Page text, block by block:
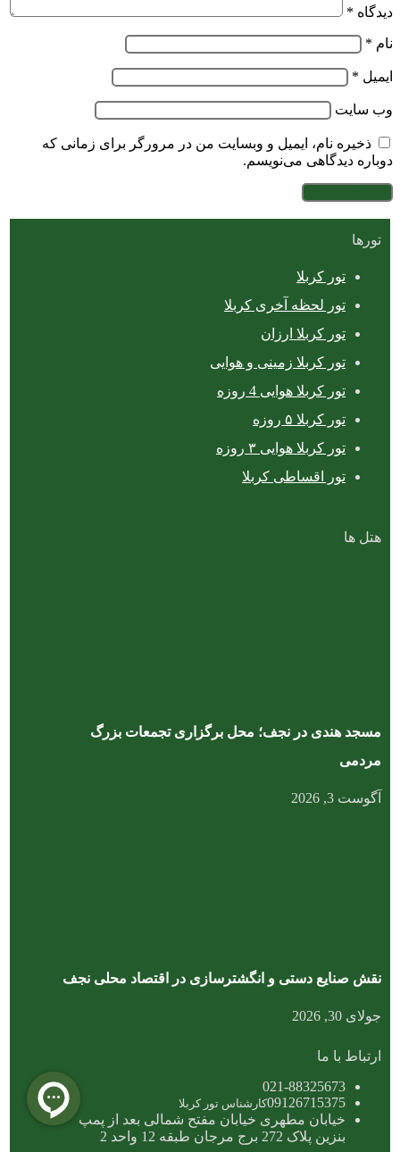
دیدگاه *
نام *
ایمیل *
وب‌ سایت
ذخیره نام، ایمیل و وبسایت من در مرورگر برای زمانی که
دوباره دیدگاهی می‌نویسم.
تورها
تور کربلا
تور لحظه آخری کربلا
تور کربلا ارزان
تور کربلا زمینی و هوایی
تور کربلا هوایی 4 روزه
تور کربلا ۵ روزه
تور کربلا هوایی ۳ روزه
تور اقساطی کربلا
هتل ها
مسجد هندی در نجف؛ محل برگزاری تجمعات بزرگ
مردمی
آگوست 3, 2026
نقش صنایع دستی و انگشترسازی در اقتصاد محلی نجف
جولای 30, 2026
ارتباط با ما
021-88325673
09126715375کارشناس تور کربلا
خیابان مطهری خیابان مفتح شمالی بعد از پمپ
بنزین پلاک 272 برج مرجان طبقه 12 واحد 2